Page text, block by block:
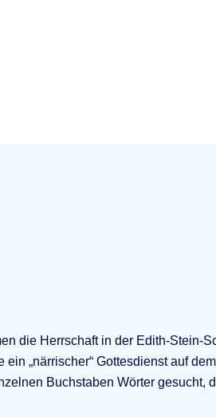
die Herrschaft in der Edith-Stein-
„närrischer“ Gottesdienst auf
Buchstaben Wörter gesucht,